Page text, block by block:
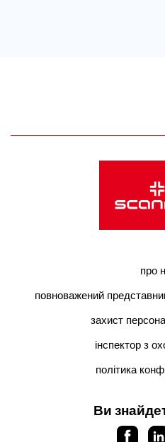
про
повноважений
захист
інспектор з
політика
Ви